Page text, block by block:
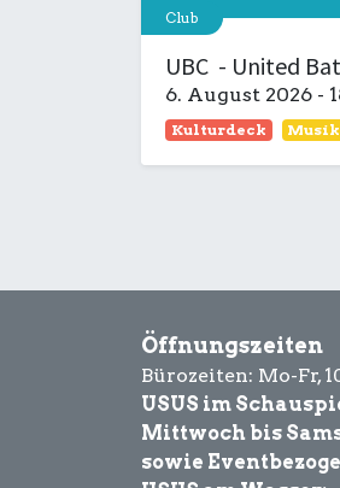
Club
UBC - United
6. August 2026 -
Kulturdeck Musik
Öffnungszeiten
Bürozeiten: Mo-Fr,
USUS im
Mittwoch bis
sowie